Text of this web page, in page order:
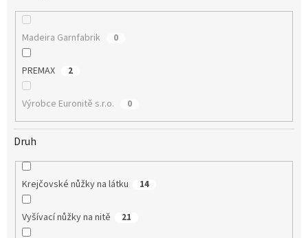
Madeira Garnfabrik 0
PREMAX 2
Výrobce Euronitě s.r.o. 0
Druh
Krejčovské nůžky na látku 14
Vyšívací nůžky na nitě 21